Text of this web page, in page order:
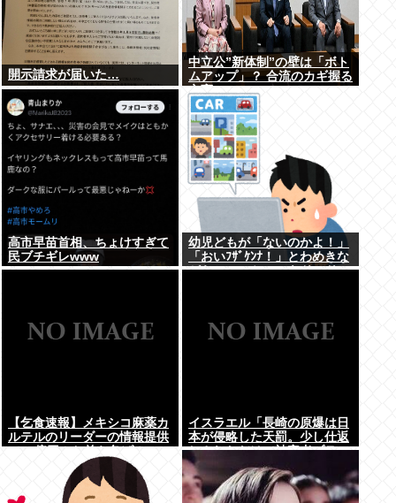
開示請求が届いた…
中立公”新体制”の壁は「ボト
ムアップ」？ 合流のカギ握る
立憲
高市早苗首相、ちょけすぎて
民ブチギレwww
幼児どもが「ないのかよ！」
「おいﾌｻﾞｹﾝﾅ！」とわめきな
がらショーケースをドンドン
【乞食速報】メキシコ麻薬カ
ルテルのリーダーの情報提供
イスラエル「長崎の原爆は日
本が侵略した天罰。少し仕返
しされただけで被害者ヅラ。
追悼されるべきは侵略された
中国や韓国の人々だよ